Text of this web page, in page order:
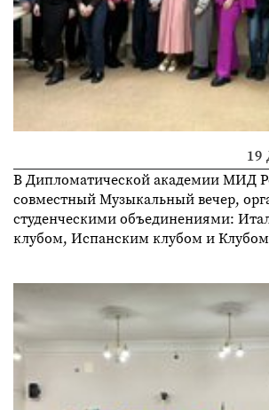
19
В Дипломатической академии МИД
совместный Музыкальный вечер,
студенческими объединениями:
клубом, Испанским клубом и